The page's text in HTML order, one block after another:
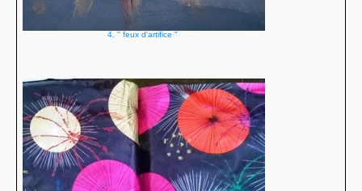
4. " feux d'artifice "